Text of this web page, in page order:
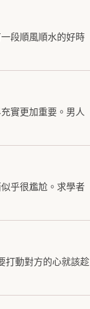
段順風順水的好時
實更加重要。男人
乎很尷尬。求學者
打動對方的心就該趁